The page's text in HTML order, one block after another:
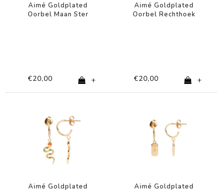
Aimé Goldplated
Oorbel Maan Ster
€20,00 +
Aimé Goldplated
Oorbel Rechthoek
€20,00 +
Aimé Goldplated
Aimé Goldplated